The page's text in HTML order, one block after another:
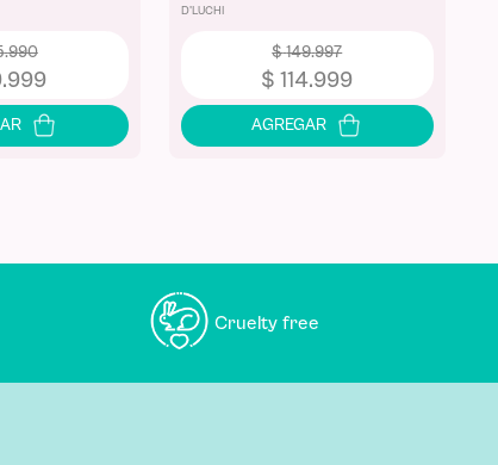
.990
.999
D'LUCHI
$ 149.997
$ 114.999
Cruelty free